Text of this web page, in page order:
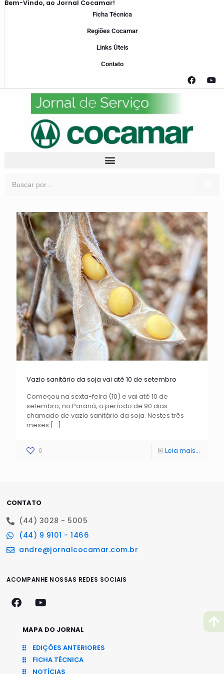
Bem-Vindo, ao Jornal Cocamar!
Ficha Técnica
Regiões Cocamar
Links Úteis
Contato
Vazio sanitário da soja vai até 10 de setembro
Começou na sexta-feira (10) e vai até 10 de
setembro, no Paraná, o período de 90 dias
chamado de vazio sanitário da soja. Nestes três
meses […]
0 Leia mais...
CONTATO
(44) 3028 - 5005
(44) 9 9101 - 1466
andre@jornalcocamar.com.br
ACOMPANHE NOSSAS REDES SOCIAIS
MAPA DO JORNAL
EDIÇÕES ANTERIORES
FICHA TÉCNICA
NOTÍCIAS